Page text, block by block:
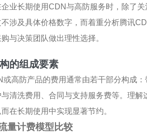
业长期使用CDN与高防服务时，除了
涉及具体价格数字，而着重分析腾讯
与决策团队做出理性选择。
的组成要素
或高防产品的费用通常由若干部分构成
清洗费用、合同与支持服务费等。理
在长期使用中实现显著节约。
量计费模型比较